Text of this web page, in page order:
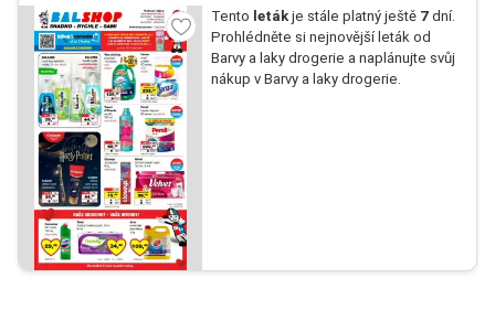
Tento letákje stále platný ještě 7dní.
Prohlédněte si nejnovější leták od
Barvy a laky drogerie a naplánujte svůj
nákup v Barvy a laky drogerie.